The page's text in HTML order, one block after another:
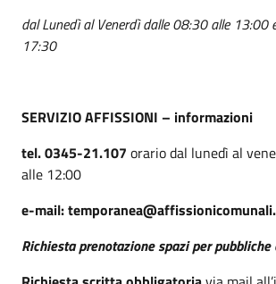
dal Lunedì al Venerdì dalle 08:30 alle 13:00
17:30
SERVIZIO AFFISSIONI – informazioni
tel. 0345-21.107 orario dal lunedì al
alle 12:00
e-mail:
Richiesta prenotazione spazi per